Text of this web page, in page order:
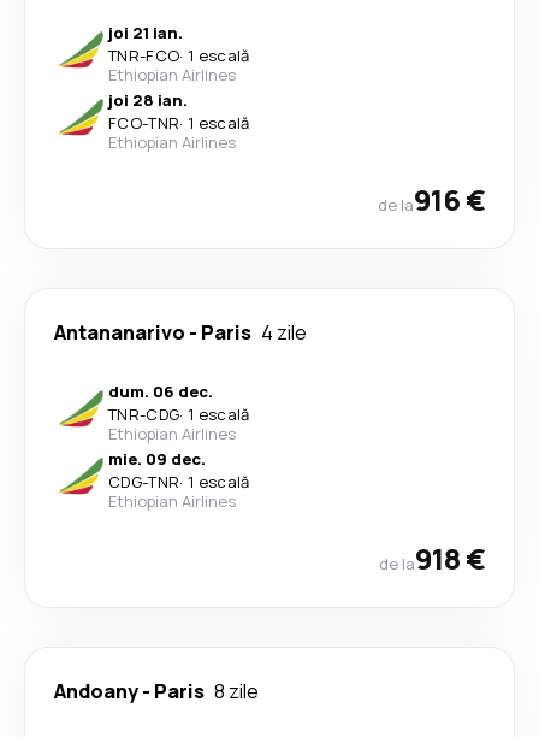
joi 21 ian.
TNR-FCO· 1 escală
Ethiopian Airlines
joi 28 ian.
FCO-TNR· 1 escală
Ethiopian Airlines
de la916 €
Antananarivo - Paris 4 zile
dum. 06 dec.
TNR-CDG· 1 escală
Ethiopian Airlines
mie. 09 dec.
CDG-TNR· 1 escală
Ethiopian Airlines
de la918 €
Andoany- Paris 8 zile